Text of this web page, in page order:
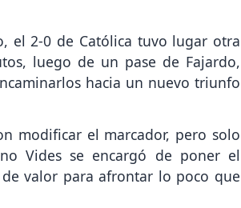
el 2-0 de Católica tuvo lugar otra
luego de un pase de Fajardo,
hacia un nuevo triunfo
modificar el marcador, pero solo
Vides se encargó de poner el
valor para afrontar lo poco que